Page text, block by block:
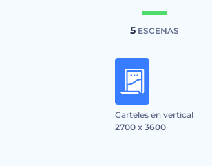
5ESCENAS
Carteles en vertical
2700 x 3600